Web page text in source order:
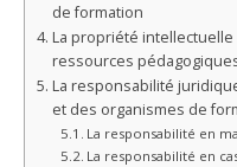
de formation
La propriété
ressources
La responsabilité
et des organismes de
La responsabilité en
La responsabilité en